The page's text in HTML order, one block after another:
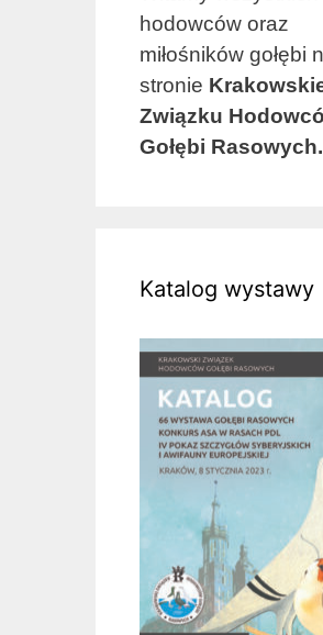
hodowców oraz
miłośników gołębi
stronie
Związku
Gołębi Rasowych.
Katalog wystawy